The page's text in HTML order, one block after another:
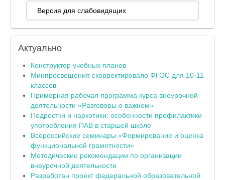
Версия для слабовидящих
Актуально
Конструктор учебных планов
Минпросвещения скорректировало ФГОС для 10-11
классов
Примерная рабочая программа курса внеурочной
деятельности «Разговоры о важном»
Подростки и наркотики: особенности профилактики
употребления ПАВ в старшей школе
Всероссийские семинары «Формирование и оценка
функциональной грамотности»
Методические рекомендации по организации
внеурочной деятельности
Разработан проект федеральной образовательной